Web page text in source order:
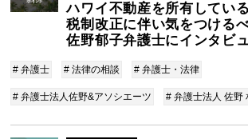
ハワイ不動産を所有してい
税制改正に伴い気をつける
佐野郁子弁護士にインタビ
# 弁護士 # 法律の相談 # 弁護士・法律
# 弁護士法人佐野&アソシエーツ # 弁護士法人 佐野